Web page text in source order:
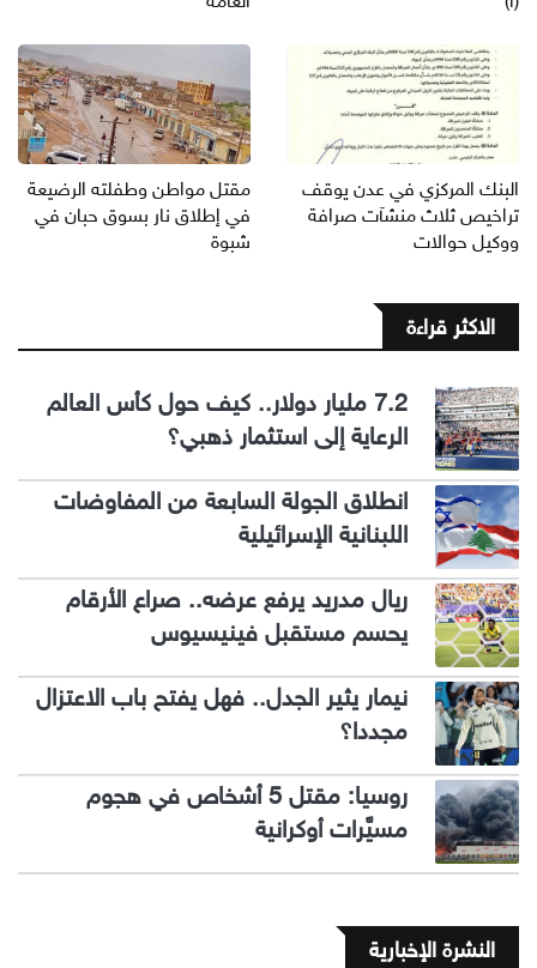
البنك المركزي في عدن يوقف
تراخيص ثلاث منشآت صرافة
ووكيل حوالات
مقتل مواطن وطفلته الرضيعة
في إطلاق نار بسوق حبان في
شبوة
الاكثر قراءة
7.2 مليار دولار.. كيف حول كأس العالم
الرعاية إلى استثمار ذهبي؟
انطلاق الجولة السابعة من المفاوضات
اللبنانية الإسرائيلية
ريال مدريد يرفع عرضه.. صراع الأرقام
يحسم مستقبل فينيسيوس
نيمار يثير الجدل.. فهل يفتح باب الاعتزال
مجددا؟
روسيا: مقتل 5 أشخاص في هجوم
مسيَّرات أوكرانية
النشرة الإخبارية